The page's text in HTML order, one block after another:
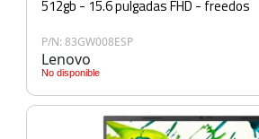
512gb - 15.6 pulgadas FHD - freedos
P/N: 83GW008ESP
Lenovo
No disponible